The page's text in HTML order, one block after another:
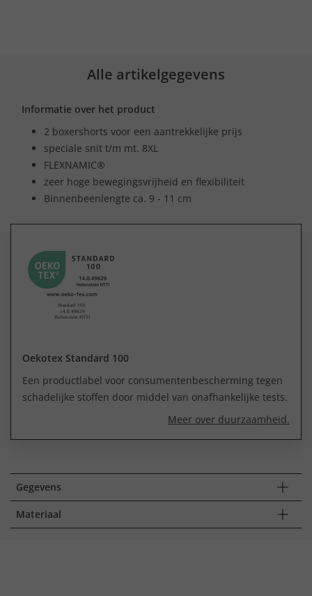
Alle artikelgegevens
Informatie over het product
2 boxershorts voor een aantrekkelijke prijs
speciale snit t/m mt. 8XL
FLEXNAMIC®
zeer hoge bewegingsvrijheid en flexibiliteit
Binnenbeenlengte ca. 9 - 11 cm
Oekotex Standard 100
Een productlabel voor consumentenbescherming tegen
schadelijke stoffen door middel van onafhankelijke tests.
Meer over duurzaamheid.
Gegevens
Materiaal